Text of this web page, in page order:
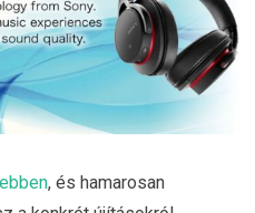
, és hamarosan